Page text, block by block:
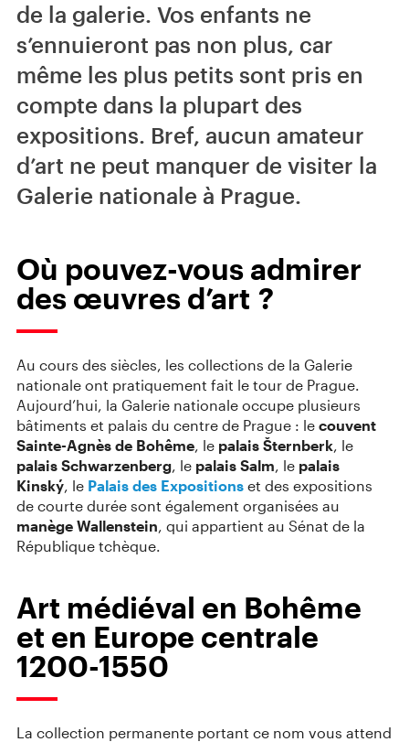
de la galerie. Vos enfants ne
s’ennuieront pas non plus, car
même les plus petits sont pris en
compte dans la plupart des
expositions. Bref, aucun amateur
d’art ne peut manquer de visiter la
Galerie nationale à Prague.
Où pouvez-vous admirer
des œuvres d’art ?
Au cours des siècles, les collections de la Galerie
nationale ont pratiquement fait le tour de Prague.
Aujourd’hui, la Galerie nationale occupe plusieurs
bâtiments et palais du centre de Prague : le⁠ couvent
Sainte-Agnès de Bohême, le palais Šternberk, le
palais Schwarzenberg, le palais Salm, le palais
Kinský, le Palais des Expositions et des expositions
de courte durée sont également organisées au
manège Wallenstein, qui appartient au Sénat de la
République tchèque.
Art médiéval en Bohême
et en Europe centrale
1200⁠-⁠1550
La collection permanente portant ce nom vous attend